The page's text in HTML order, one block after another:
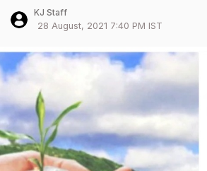
KJ Staff
28 August, 2021 7:40 PM IST